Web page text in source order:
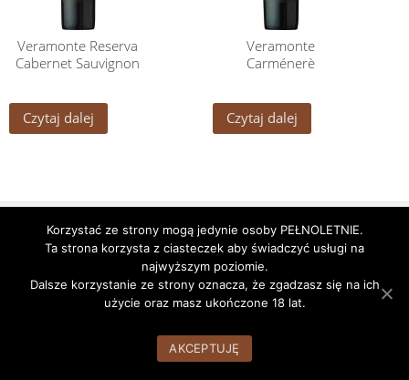
Veramonte Reserva
Cabernet Sauvignon
Czytaj dalej
Veramonte
Carménerè
Czytaj dalej
Godziny pracy Nasze alkohole Nasz Zespół
WordPress Theme:AccessPress Rootby AccessPress Themes
Korzystać ze strony mogą jedynie osoby PEŁNOLETNIE.
Ta strona korzysta z ciasteczek aby świadczyć usługi na
najwyższym poziomie.
Dalsze korzystanie ze strony oznacza, że zgadzasz się na ich
użycie oraz masz ukończone 18 lat.
AKCEPTUJĘ